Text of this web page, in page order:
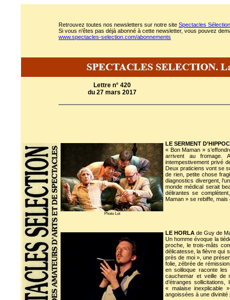
Retrouvez toutes nos newsletters sur notre site Spectacles Sélection
Si vous n'êtes pas déjà abonné à cette newsletter, vous pouvez
www.spectacles-selection.com/abonnements
Lettre n° 420
du 27 mars 2017
Photo Lot
LE SERMENT
« Bon Maman »
arrivent au fromage.
intempestivement privé
Deux praticiens vont se
de rien, petite chose
diagnostics divergent,
monde médical serait
délirantes se
Maman » se rebiffe, mais
LE HORLA de Guy de
Un homme évoque la
proche, le trois-mâts
délicatesse, la fièvre qui
près de moi », une
folie, zébrée de
en soliloque raconte
cauchemar et veille de
d’étranges
« malaise inexplicable
angoissées à une